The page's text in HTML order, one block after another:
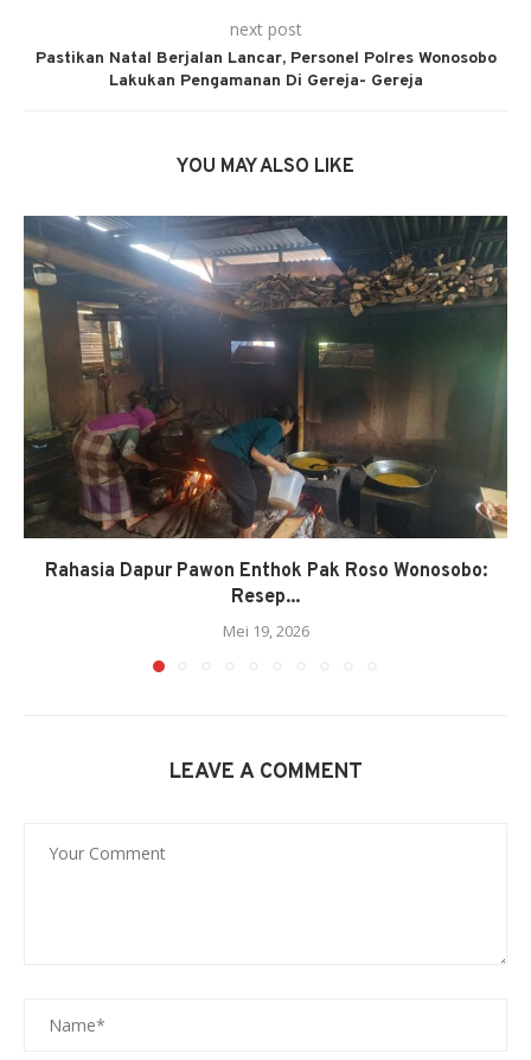
next post
Pastikan Natal Berjalan Lancar, Personel Polres Wonosobo
Lakukan Pengamanan Di Gereja- Gereja
YOU MAY ALSO LIKE
Rahasia Dapur Pawon Enthok Pak Roso Wonosobo:
Resep...
Mei 19, 2026
LEAVE A COMMENT